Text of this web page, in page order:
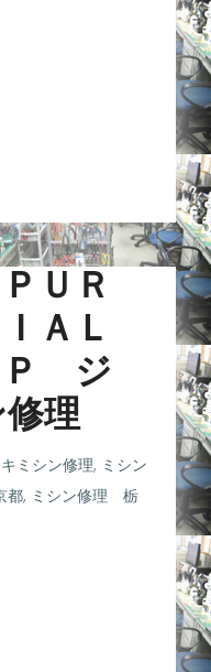
ＵＲ
ＩＡＬ
Ｐ ジ
理
ミシン修理, ミシン
都, ミシン修理 栃